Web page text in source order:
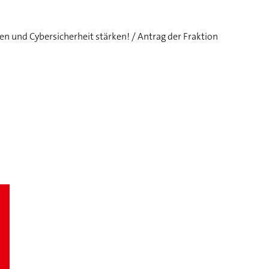
und Cybersicherheit stärken! / Antrag der Fraktion